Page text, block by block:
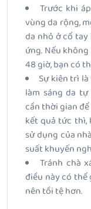
Trước khi
vùng da rộng,
da nhỏ ở cổ
ứng. Nếu
48 giờ, bạn có
Sự kiên trì
làm sáng da
cần thời gian
kết quả tức thì,
sử dụng của
suất khuyến
Tránh chà
điều này có
nên tồi tệ hơn.